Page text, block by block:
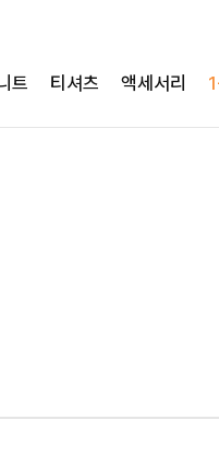
트 티셔츠 액세서리
특별한
하객룩